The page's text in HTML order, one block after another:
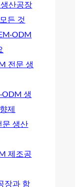
산공장
든 것
전문 생
생
제
문 생산
제조공
장과 함